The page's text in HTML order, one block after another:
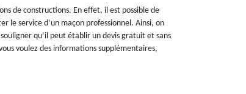
de constructions. En effet, il est possible de
le service d’un maçon professionnel. Ainsi, on
souligner qu’il peut établir un devis gratuit et sans
voulez des informations supplémentaires,